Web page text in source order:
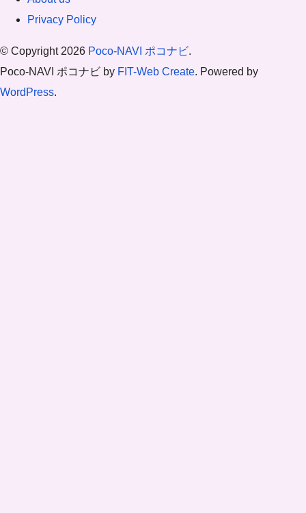
Privacy Policy
© Copyright 2026 Poco-NAVI ポコナビ.
Poco-NAVI ポコナビ by FIT-Web Create. Powered by
WordPress.